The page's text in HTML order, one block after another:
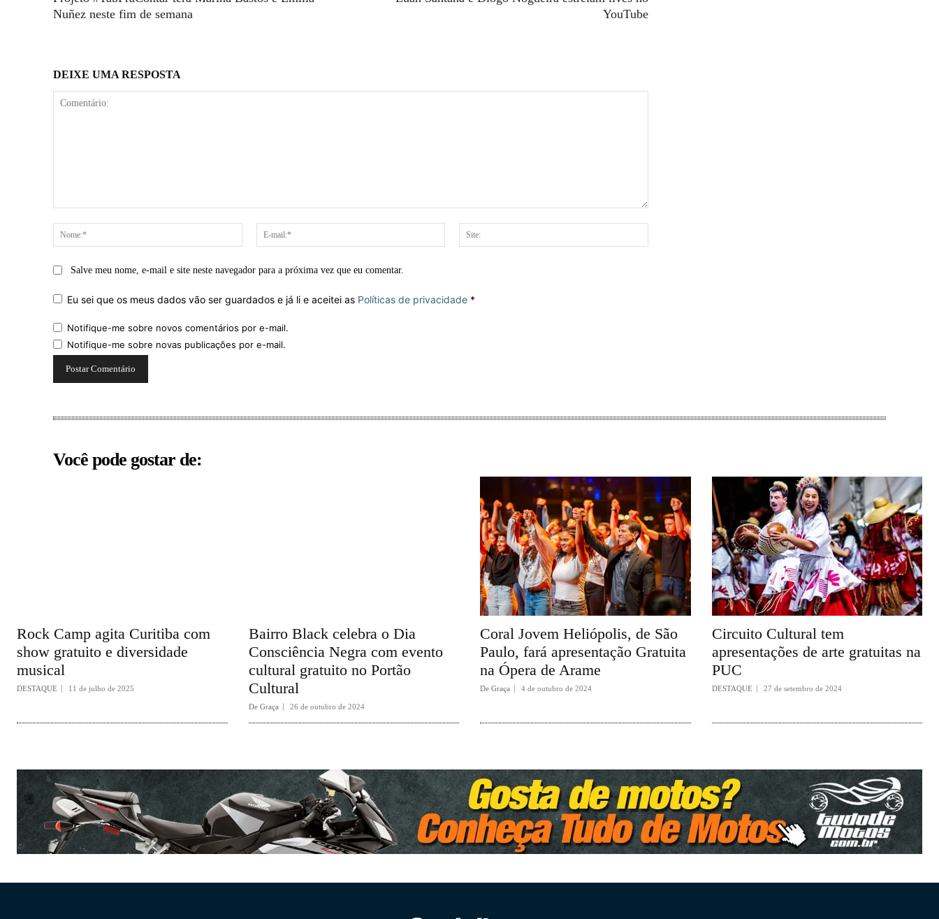
Nuñez neste fim de semana
YouTube
DEIXE UMA RESPOSTA
Nome:*
mail:*
Salve meu nome, e-mail e site neste navegador para a próxima vez que eu comentar.
Eu sei que os meus dados vão ser guardados e já li e aceitei as Políticas de privacidade *
Notifique-me sobre novos comentários por e-mail.
Notifique-me sobre novas publicações por e-mail.
Você pode gostar de:
Rock Camp agita Curitiba com
show gratuito e diversidade
musical
DESTAQUE 11 de julho de 2025
Bairro Black celebra o Dia
Consciência Negra com evento
cultural gratuito no Portão
Cultural
De Graça 26 de outubro de 2024
Coral Jovem Heliópolis, de São
Paulo, fará apresentação Gratuita
na Ópera de Arame
De Graça 4 de outubro de 2024
Circuito Cultural tem
apresentações de arte gratuitas na
PUC
DESTAQUE 27 de setembro de 2024